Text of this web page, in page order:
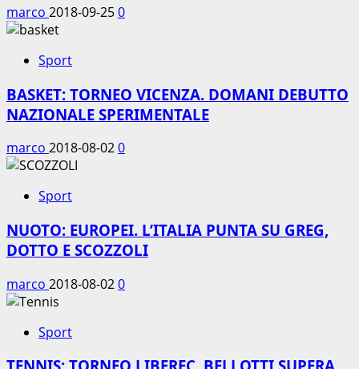
marco 2018-09-250
Sport
BASKET: TORNEO VICENZA. DOMANI DEBUTTO
NAZIONALE SPERIMENTALE
marco 2018-08-020
Sport
NUOTO: EUROPEI. L’ITALIA PUNTA SU GREG,
DOTTO E SCOZZOLI
marco 2018-08-020
Sport